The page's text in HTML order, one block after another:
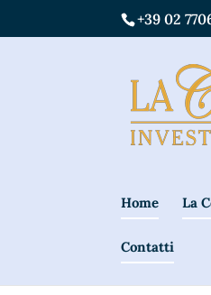
+39 02
Home La
Contatti